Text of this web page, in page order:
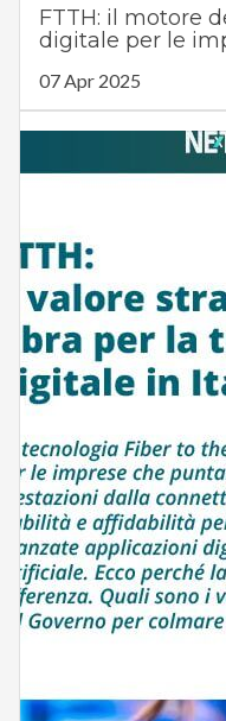
FTTH: il motore
digitale per le
07 Apr 2025